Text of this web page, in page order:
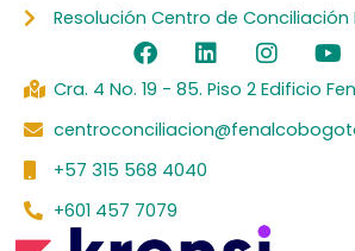
Resolución Centro de Conciliación
F
a
c
e
b
o
o
k
L
i
n
e
d
i
I
n
s
t
a
m
Y
o
u
u
Cra. 4 No. 19 - 85. Piso 2 Edificio
+57 315 568 4040
+601 457 7079